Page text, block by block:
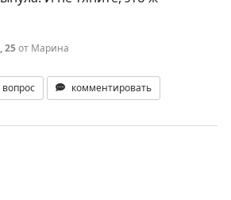
25от Марина
комментировать